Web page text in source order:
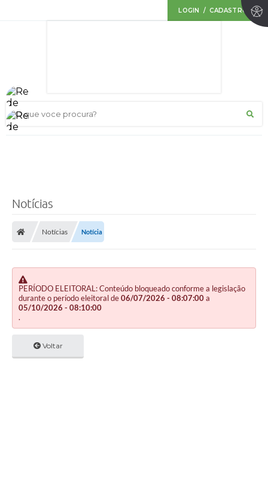
LOGIN / CADASTRO
O que voce procura?
Notícias
Notícias Notícia
PERÍODO ELEITORAL: Conteúdo bloqueado conforme a legislação
durante o período eleitoral de06/07/2026 - 08:07:00a
05/10/2026 - 08:10:00
.
Voltar